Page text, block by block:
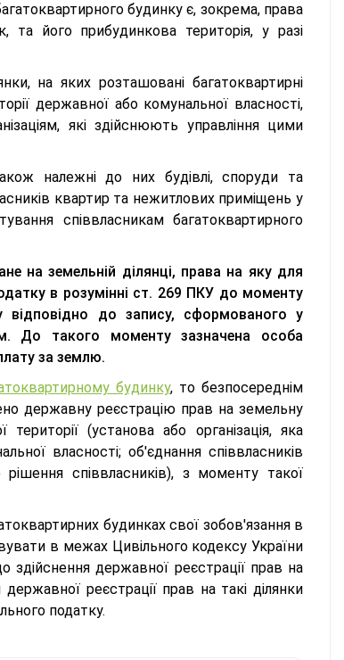
будинку є, зокрема, права
та його прибудинкова територія, у разі
на яких розташовані багатоквартирні
державної або комунальної власності,
які здійснюють управління цими
належні до них будівлі, споруди та
квартир та нежитлових приміщень у
співвласникам багатоквартирного
на земельній ділянці, права на яку для
в розумінні ст. 269 ПКУ до моменту
відповідно до запису, сформованого у
До такого моменту зазначена особа
за землю.
будинку, то безпосереднім
державну реєстрацію прав на земельну
(установа або організація, яка
власності; об'єднання співвласників
співвласників), з моменту такої
будинках свої зобов'язання в
в межах Цивільного кодексу України
здійснення державної реєстрації прав на
реєстрації прав на такі ділянки
податку.